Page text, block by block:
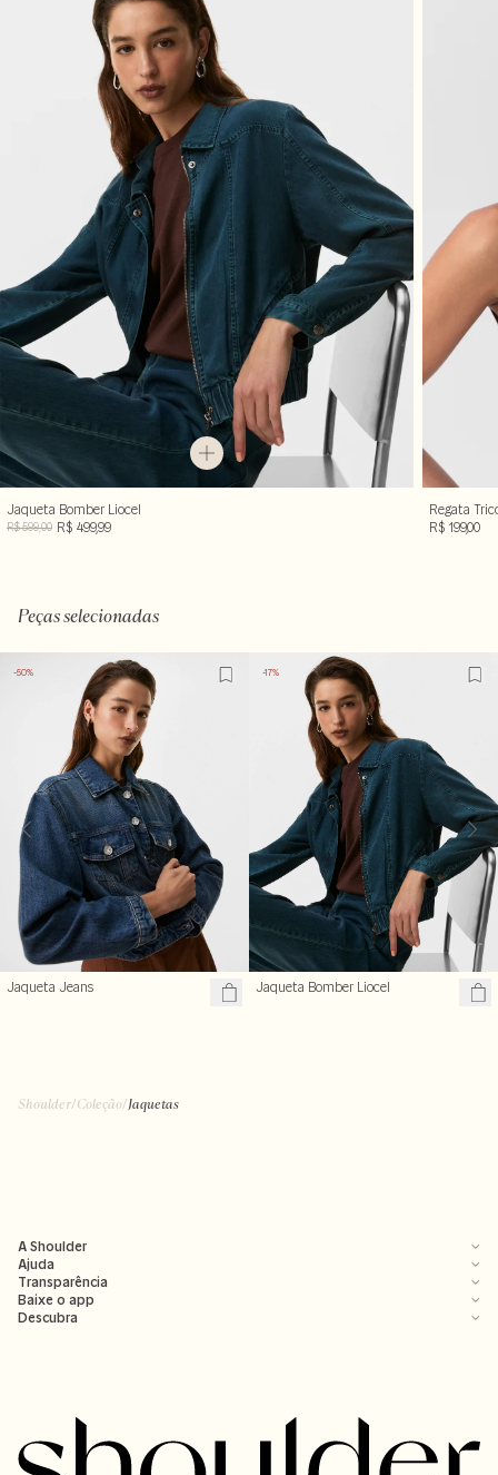
Jaqueta Bomber Liocel
R$ 599,00 R$ 499,99
Regata
R$ 199,00
Peças selecionadas
-50%
Jaqueta Jeans
-17%
Jaqueta Bomber Liocel
A Shoulder
Ajuda
Transparência
Baixe o app